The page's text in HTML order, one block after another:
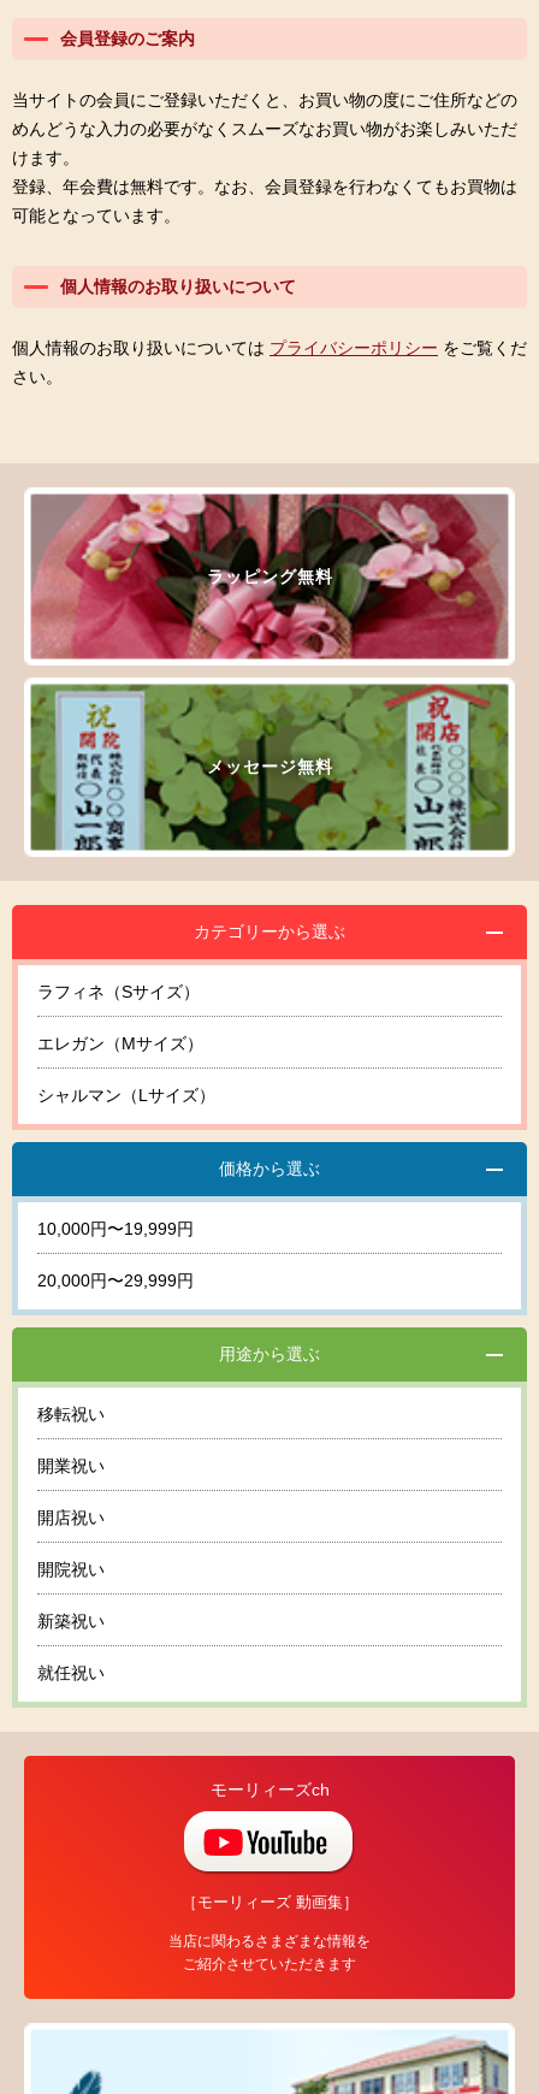
会員登録のご案内
当サイトの会員にご登録いただくと、お買い物の度にご住所などの
めんどうな入力の必要がなくスムーズなお買い物がお楽しみいただ
けます。
登録、年会費は無料です。なお、会員登録を行わなくてもお買物は
可能となっています。
個人情報のお取り扱いについて
個人情報のお取り扱いについては プライバシーポリシー をご覧くだ
さい。
ラッピング無料
メッセージ無料
カテゴリーから選ぶ
ラフィネ（Sサイズ）
エレガン（Mサイズ）
シャルマン（Lサイズ）
価格から選ぶ
10,000円〜19,999円
20,000円〜29,999円
用途から選ぶ
移転祝い
開業祝い
開店祝い
開院祝い
新築祝い
就任祝い
モーリィーズch
［モーリィーズ 動画集］
当店に関わるさまざまな情報を
ご紹介させていただきます